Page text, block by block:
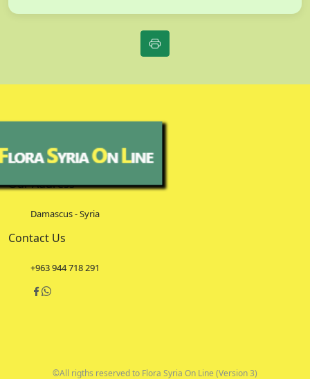
Our Address
Damascus - Syria
Contact Us
+963 944 718 291
©All rigths reserved to Flora Syria On Line (Version 3)